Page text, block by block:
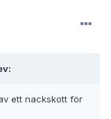
ett nackskott för